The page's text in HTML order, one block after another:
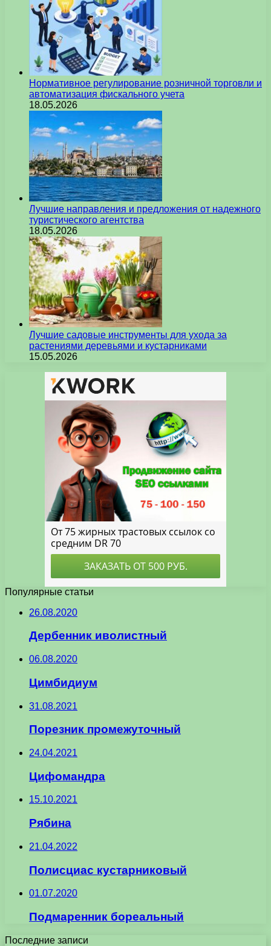
Нормативное регулирование розничной торговли и
автоматизация фискального учета
18.05.2026
Лучшие направления и предложения от надежного
туристического агентства
18.05.2026
Лучшие садовые инструменты для ухода за
растениями деревьями и кустарниками
15.05.2026
Популярные статьи
26.08.2020
Дербенник иволистный
06.08.2020
Цимбидиум
31.08.2021
Порезник промежуточный
24.04.2021
Цифомандра
15.10.2021
Рябина
21.04.2022
Полисциас кустарниковый
01.07.2020
Подмаренник бореальный
Последние записи